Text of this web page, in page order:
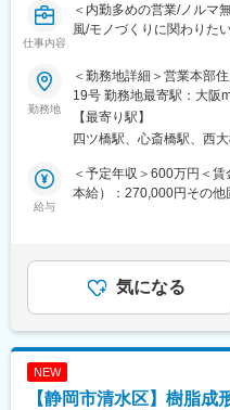
ントポジションへのキャ
・既存顧客（国内・海外
・新規国内・海外パート
成約
・技術営業として担当す
・研究開発部門と連携し
変更の範囲：会社の定め
仕事内容
＜内勤多めの営業/ノルマ
風/モノづくりに関わりた
■業務について：
油脂の製造販売を行う当
食品添加物、工業用油脂
使われる油脂の営業を行
本ポジションでは、既存
ます。
＜具体的には＞
・既存顧客である食品メ
頼対応→工場へ生産指示・
・新製品・新テーマの場
・数字を追いかける営業
勤務地
＜勤務地詳細＞営業本部
19号 勤務地最寄駅：大阪
策：屋内全面禁煙変更の
【最寄り駅】
四ツ橋駅、心斎橋駅、西
給与
＜予定年収＞600万円＜
本給）：270,000円その
1回■賞与：年2回（4.5ヶ
金額であり、選考を通じ
は固定手当を含めた表記
気になる
NEW
【静岡市清水区】樹脂